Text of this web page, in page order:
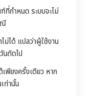
ที่กำหนด ระบบจะไม่
ณี
ไม่ได้ แปลว่าผู้ใช้งาน
นถัดไป
พียงครั้งเดียว หาก
ท่านั้น